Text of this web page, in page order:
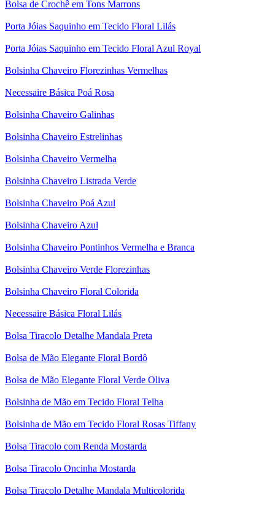
Bolsa de Crochê em Tons Marrons
Porta Jóias Saquinho em Tecido Floral Lilás
Porta Jóias Saquinho em Tecido Floral Azul Royal
Bolsinha Chaveiro Florezinhas Vermelhas
Necessaire Básica Poá Rosa
Bolsinha Chaveiro Galinhas
Bolsinha Chaveiro Estrelinhas
Bolsinha Chaveiro Vermelha
Bolsinha Chaveiro Listrada Verde
Bolsinha Chaveiro Poá Azul
Bolsinha Chaveiro Azul
Bolsinha Chaveiro Pontinhos Vermelha e Branca
Bolsinha Chaveiro Verde Florezinhas
Bolsinha Chaveiro Floral Colorida
Necessaire Básica Floral Lilás
Bolsa Tiracolo Detalhe Mandala Preta
Bolsa de Mão Elegante Floral Bordô
Bolsa de Mão Elegante Floral Verde Oliva
Bolsinha de Mão em Tecido Floral Telha
Bolsinha de Mão em Tecido Floral Rosas Tiffany
Bolsa Tiracolo com Renda Mostarda
Bolsa Tiracolo Oncinha Mostarda
Bolsa Tiracolo Detalhe Mandala Multicolorida